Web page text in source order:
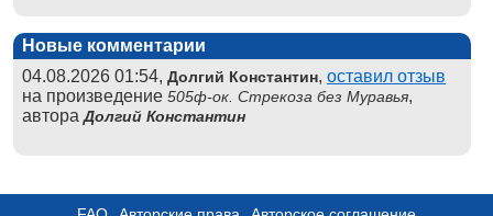
Новые комментарии
04.08.2026 01:54, Долгий Константин, оставил отзыв
на произведение 505ф-ок. Стрекоза без Муравья,
автораДолгий Константин